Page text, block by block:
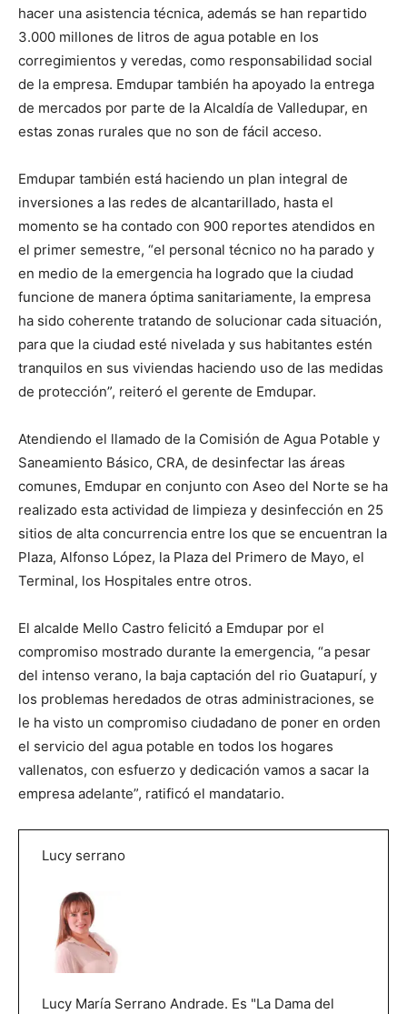
hacer una asistencia técnica, además se han repartido
3.000 millones de litros de agua potable en los
corregimientos y veredas, como responsabilidad social
de la empresa. Emdupar también ha apoyado la entrega
de mercados por parte de la Alcaldía de Valledupar, en
estas zonas rurales que no son de fácil acceso.
Emdupar también está haciendo un plan integral de
inversiones a las redes de alcantarillado, hasta el
momento se ha contado con 900 reportes atendidos en
el primer semestre, “el personal técnico no ha parado y
en medio de la emergencia ha logrado que la ciudad
funcione de manera óptima sanitariamente, la empresa
ha sido coherente tratando de solucionar cada situación,
para que la ciudad esté nivelada y sus habitantes estén
tranquilos en sus viviendas haciendo uso de las medidas
de protección”, reiteró el gerente de Emdupar.
Atendiendo el llamado de la Comisión de Agua Potable y
Saneamiento Básico, CRA, de desinfectar las áreas
comunes, Emdupar en conjunto con Aseo del Norte se ha
realizado esta actividad de limpieza y desinfección en 25
sitios de alta concurrencia entre los que se encuentran la
Plaza, Alfonso López, la Plaza del Primero de Mayo, el
Terminal, los Hospitales entre otros.
El alcalde Mello Castro felicitó a Emdupar por el
compromiso mostrado durante la emergencia, “a pesar
del intenso verano, la baja captación del rio Guatapurí, y
los problemas heredados de otras administraciones, se
le ha visto un compromiso ciudadano de poner en orden
el servicio del agua potable en todos los hogares
vallenatos, con esfuerzo y dedicación vamos a sacar la
empresa adelante”, ratificó el mandatario.
Lucy serrano
Lucy María Serrano Andrade. Es "La Dama del